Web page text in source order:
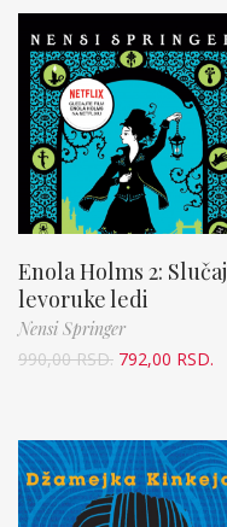
Enola Holms 2: Slučaj
levoruke ledi
Nensi Springer
990,00RSD. 792,00 RSD.